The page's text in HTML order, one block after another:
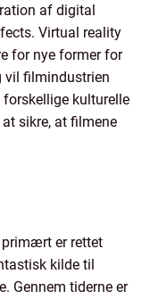
af digital
Virtual reality
for nye former for
vil filmindustrien
kulturelle
sikre, at filmene
primært er rettet
kilde til
Gennem tiderne er